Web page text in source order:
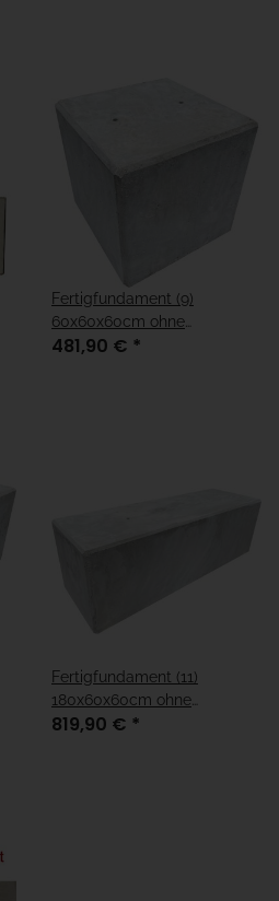
Fertigfundament (9)
60x60x60cm ohne
Kabelleerrohre
481,90 € *
Fertigfundament (11)
180x60x60cm ohne
Kabelleerrohre
819,90 € *